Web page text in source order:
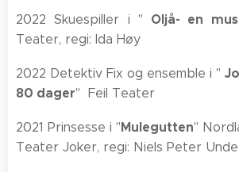
2022 Skuespiller i " Oljå- en
Teater, regi: Ida Høy
2022 Detektiv Fix og ensemble i " J
80 dager" Feil Teater
2021 Prinsesse i "Mulegutten"
Teater Joker, regi: Niels Peter